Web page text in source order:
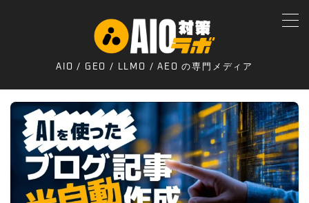
AIO / GEO / LLMO / AEO の専門メディア
プライバシーポリシー
お問合せ